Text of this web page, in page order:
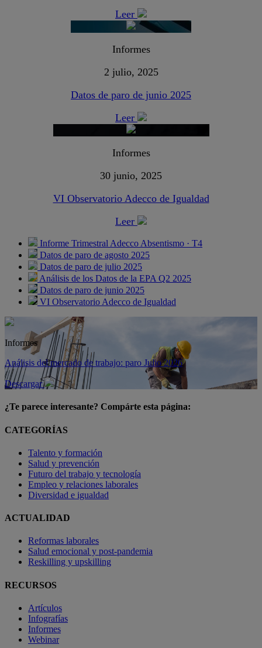
Leer
Informes
2 julio, 2025
Datos de paro de junio 2025
Leer
Informes
30 junio, 2025
VI Observatorio Adecco de Igualdad
Leer
Informe Trimestral Adecco Absentismo · T4
Datos de paro de agosto 2025
Datos de paro de julio 2025
Análisis de los Datos de la EPA Q2 2025
Datos de paro de junio 2025
VI Observatorio Adecco de Igualdad
Informes
Análisis del mercado de trabajo: paro Julio 2026
Descargar
¿Te parece interesante? Compárte esta página:
CATEGORÍAS
Talento y formación
Salud y prevención
Futuro del trabajo y tecnología
Empleo y relaciones laborales
Diversidad e igualdad
ACTUALIDAD
Reformas laborales
Salud emocional y post-pandemia
Reskilling y upskilling
RECURSOS
Artículos
Infografías
Informes
Webinar